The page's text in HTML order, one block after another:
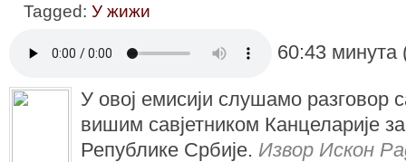
Tagged: У жижи
60:43
У овој емисији слушамо
вишим савјетником Канцеларије
Републике Србије. Извор Искон